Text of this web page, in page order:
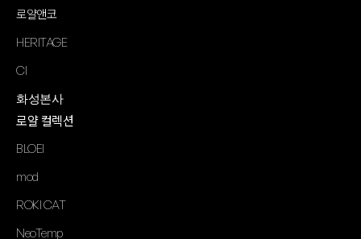
로얄앤코
HERITAGE
CI
화성본사
로얄 컬렉션
BLOEI
mod
ROKI CAT
NeoTemp